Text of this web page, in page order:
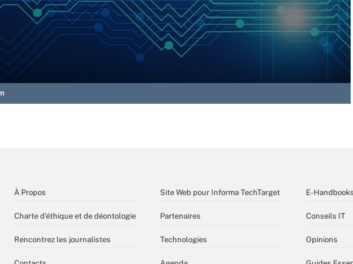
À Propos
Charte d’éthique et de déontologie
Rencontrez les journalistes
Site Web pour Informa TechTarget
Partenaires
Technologies
E-Handbooks
Conseils IT
Opinions